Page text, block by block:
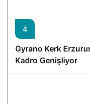
4
Gyrano Kerk
Kadro Genişliyor